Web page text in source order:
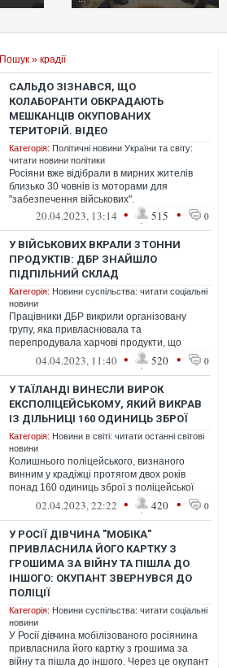
Пошук » крадії
САЛЬДО ЗІЗНАВСЯ, ЩО
КОЛАБОРАНТИ ОБКРАДАЮТЬ
МЕШКАНЦІВ ОКУПОВАНИХ
ТЕРИТОРІЙ. ВІДЕО
Категорія: Політичні новини України та світу:
читати новини політики
Росіяни вже відібрали в мирних жителів
близько 30 човнів із моторами для
"забезпечення військових".
20.04.2023, 13:14 • 515 • 0
У ВІЙСЬКОВИХ ВКРАЛИ 3 ТОННИ
ПРОДУКТІВ: ДБР ЗНАЙШЛО
ПІДПІЛЬНИЙ СКЛАД
Категорія: Новини суспільства: читати соціальні
новини
Працівники ДБР викрили організовану
групу, яка привласнювала та
перепродувала харчові продукти, що
призначалися для Збройних сил України.
04.04.2023, 11:40 • 520 • 0
У ТАЇЛАНДІ ВИНЕСЛИ ВИРОК
ЕКСПОЛІЦЕЙСЬКОМУ, ЯКИЙ ВИКРАВ
ІЗ ДІЛЬНИЦІ 160 ОДИНИЦЬ ЗБРОЇ
Категорія: Новини в світі: читати останні світові
новини
Колишнього поліцейського, визнаного
винним у крадіжці протягом двох років
понад 160 одиниць зброї з поліцейської
дільниці, було засуджено в Таїланді д...
02.04.2023, 22:22 • 420 • 0
У РОСІЇ ДІВЧИНА "МОБІКА"
ПРИВЛАСНИЛА ЙОГО КАРТКУ З
ГРОШИМА ЗА ВІЙНУ ТА ПІШЛА ДО
ІНШОГО: ОКУПАНТ ЗВЕРНУВСЯ ДО
ПОЛІЦІЇ
Категорія: Новини суспільства: читати соціальні
новини
У Росії дівчина мобілізованого росіянина
привласнила його картку з грошима за
війну та пішла до іншого. Через це окупант